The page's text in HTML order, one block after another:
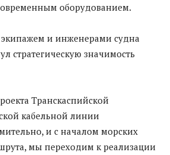
оборудованием.
экипажем и инженерами судна
стратегическую значимость
Транскаспийской
кабельной линии
и с началом морских
мы переходим к реализации